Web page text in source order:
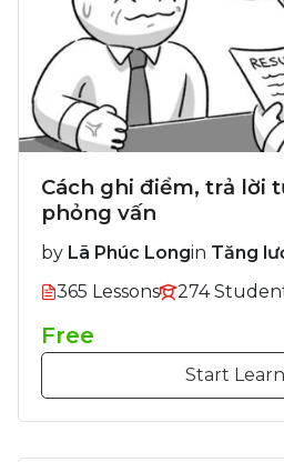
Cách ghi điểm, trả lời
phỏng vấn
by Lã Phúc Longin Tăng
365 Lessons
274
Free
Start